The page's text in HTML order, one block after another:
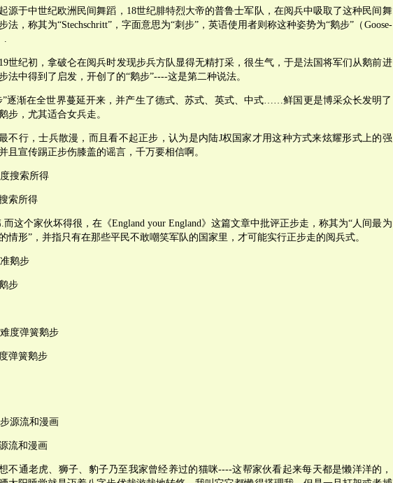
源于中世纪欧洲民间舞蹈，18世纪腓特烈大帝的普鲁士军队，在阅兵中吸取了这种民间舞
法，称其为“Stechschritt”，字面意思为“刺步”，英语使用者则称这种姿势为“鹅步”（Goose-
.
世纪初，拿破仑在阅兵时发现步兵方队显得无精打采，很生气，于是法国将军们从鹅前进
法中得到了启发，开创了的“鹅步”----这是第二种说法。
”逐渐在全世界蔓延开来，并产生了德式、苏式、英式、中式……鲜国更是博采众长发明了
步，尤其适合女兵走。
不行，士兵散漫，而且看不起正步，认为是内陆J权国家才用这种方式来炫耀形式上的强
且宣传踢正步伤膝盖的谣言，千万要相信啊。
索所得
而这个家伙坏得很，在《England your England》这篇文章中批评正步走，称其为“人间最为
情形”，并指只有在那些平民不敢嘲笑军队的国家里，才可能实行正步走的阅兵式。
步
弹簧鹅步
流和漫画
不通老虎、狮子、豹子乃至我家曾经养过的猫咪----这帮家伙看起来每天都是懒洋洋的，